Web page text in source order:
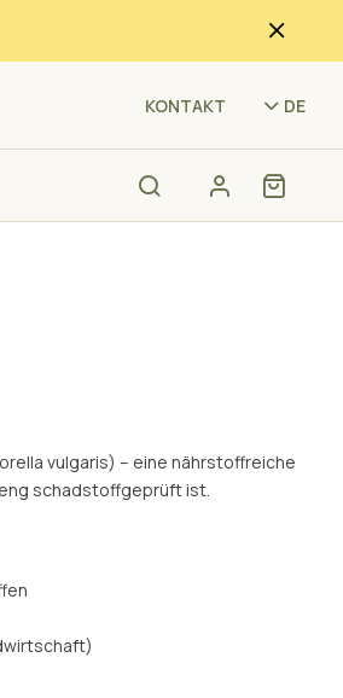
KONTAKT DE
vulgaris) – eine nährstoffreiche
schadstoffgeprüft ist.